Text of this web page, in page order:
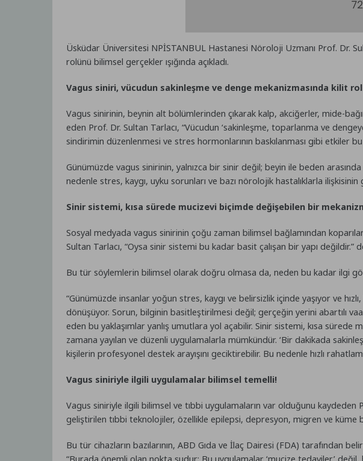
Üsküdar Üniversitesi NPİSTANBUL Hastanesi Nöroloji Uzmanı Prof. Dr.
rolünü bilimsel gerçekler ışığında açıkladı.
Vagus siniri, vücudun sakinleşme ve denge mekanizmasında kilit
Vagus sinirinin, beynin alt bölümlerinden çıkarak kalp, akciğerler, mide-
eden Prof. Dr. Sultan Tarlacı, “Vücudun ‘sakinleşme, toparlanma ve
sindirimin düzenlenmesi ve stres hormonlarının baskılanması gibi etkiler
Günümüzde vagus sinirinin, yalnızca bir sinir değil; beyin ile beden
nedenle stres, kaygı, uyku sorunları ve bazı nörolojik hastalıklarla ilişkisinin
Sinir sistemi, kısa sürede mucizevi biçimde değişebilen bir
Sosyal medyada vagus sinirinin çoğu zaman bilimsel bağlamından
Sultan Tarlacı, “Oysa sinir sistemi bu kadar basit çalışan bir yapı değildir.”
Bu tür söylemlerin bilimsel olarak doğru olmasa da, neden bu kadar ilgi
“Günümüzde insanlar yoğun stres, kaygı ve belirsizlik içinde yaşıyor ve
dönüşüyor. Sorun, bilginin basitleştirilmesi değil; gerçeğin yerini abartılı
eden bu yaklaşımlar yanlış umutlara yol açabilir. Sinir sistemi, kısa sürede
zamana yayılan ve düzenli uygulamalarla mümkündür. ‘Bir dakikada
kişilerin profesyonel destek arayışını geciktirebilir. Bu nedenle hızlı
Vagus siniriyle ilgili uygulamalar bilimsel temelli!
Vagus siniriyle ilgili bilimsel ve tıbbi uygulamaların var olduğunu kaydeden
geliştirilen tıbbi teknolojiler, özellikle epilepsi, depresyon, migren ve küme
Bu tür cihazların bazılarının, ABD Gıda ve İlaç Dairesi (FDA) tarafından